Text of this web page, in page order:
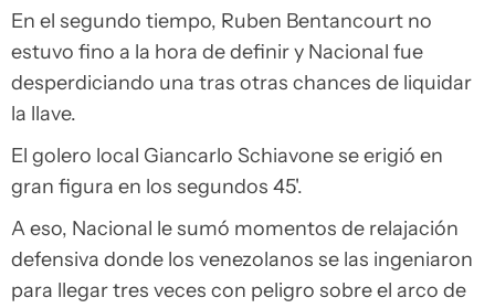
En el segundo tiempo, Ruben Bentancourt no
estuvo fino a la hora de definir y Nacional fue
desperdiciando una tras otras chances de liquidar
la llave.
El golero local Giancarlo Schiavone se erigió en
gran figura en los segundos 45'.
A eso, Nacional le sumó momentos de relajación
defensiva donde los venezolanos se las ingeniaron
para llegar tres veces con peligro sobre el arco de